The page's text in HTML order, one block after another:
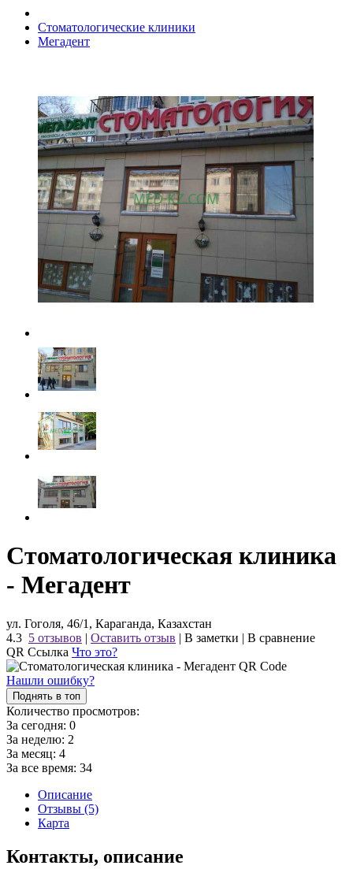
Стоматологические клиники
Мегадент
Стоматологическая клиника
- Мегадент
ул. Гоголя, 46/1, Караганда, Казахстан
4.3 5 отзывов | Оставить отзыв | В заметки | В сравнение
QR Ссылка Что это?
Нашли ошибку?
Поднять в топ
Количество просмотров:
За сегодня: 0
За неделю: 2
За месяц: 4
За все время: 34
Описание
Отзывы (5)
Карта
Контакты, описание